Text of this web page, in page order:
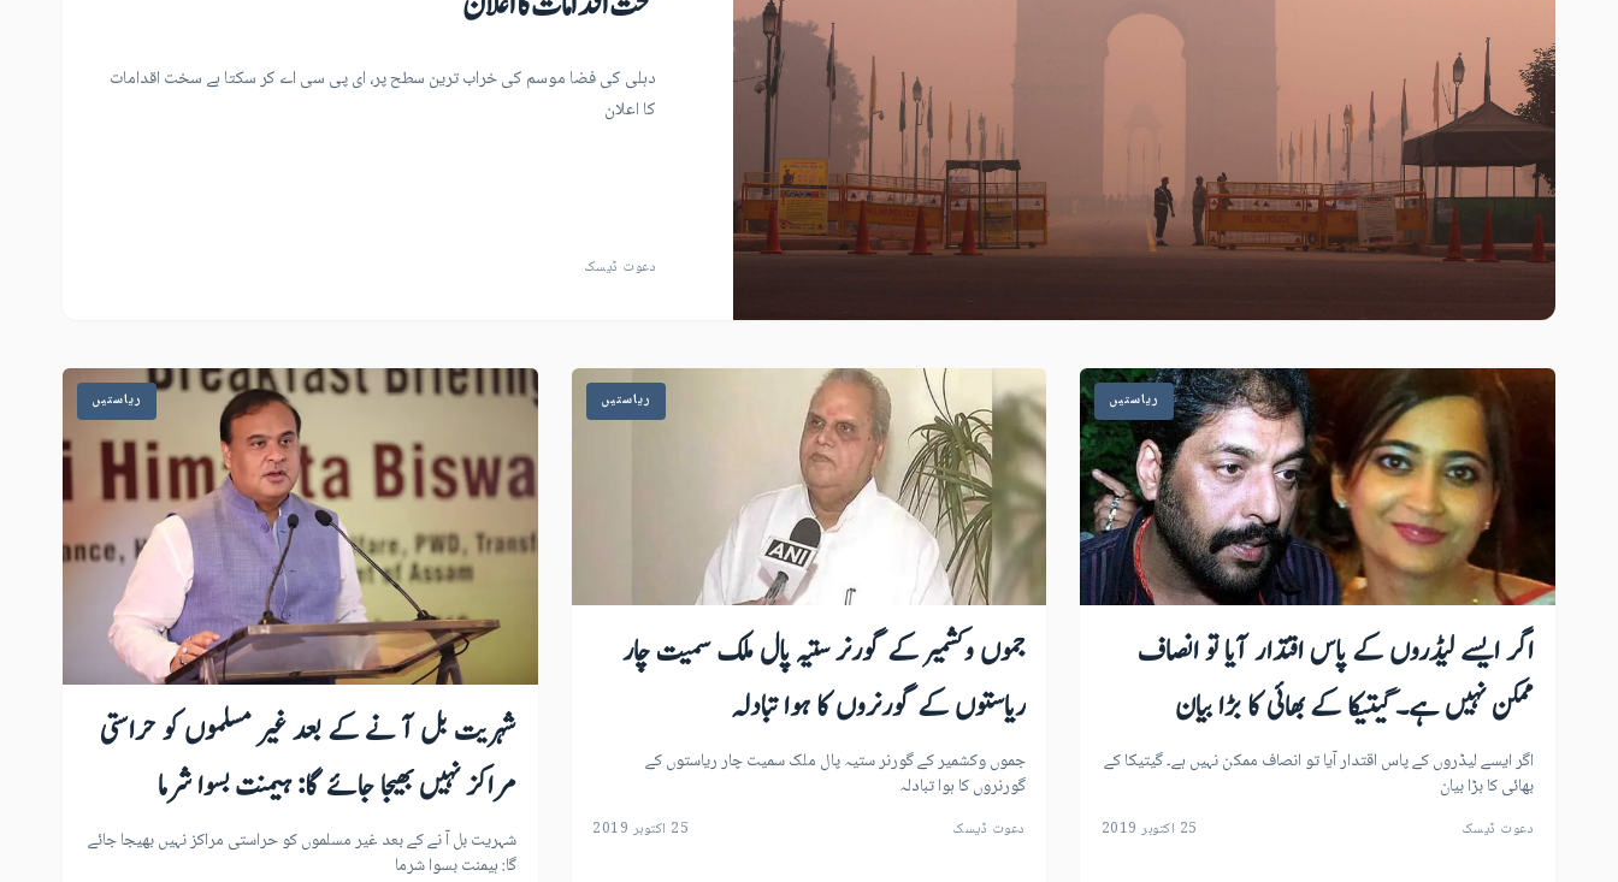
دہلی کی فضا موسم کی خراب ترین سطح پر، ای پی سی اے کر سکتا ہے سخت اقدامات
کا اعلان
دعوت ڈیسک
ریاستیں
اگر ایسے لیڈروں کے پاس اقتدار آیا تو انصاف
ممکن نہیں ہے۔ گیتیکا کے بھائی کا بڑا بیان
اگر ایسے لیڈروں کے پاس اقتدار آیا تو انصاف ممکن نہیں ہے۔ گیتیکا کے
بھائی کا بڑا بیان
دعوت ڈیسک 25 اکتوبر 2019
ریاستیں
جموں وکشمیر کے گورنر ستیہ پال ملک سمیت چار
ریاستوں کے گورنروں کا ہوا تبادلہ
جموں وکشمیر کے گورنر ستیہ پال ملک سمیت چار ریاستوں کے
گورنروں کا ہوا تبادلہ
دعوت ڈیسک 25 اکتوبر 2019
ریاستیں
شہریت بل آ نے کے بعد غیر مسلموں کو حراستی
مراکز نہیں بھیجا جائے گا: ہیمنت بسوا شرما
شہریت بل آ نے کے بعد غیر مسلموں کو حراستی مراکز نہیں بھیجا جائے
گا: ہیمنت بسوا شرما